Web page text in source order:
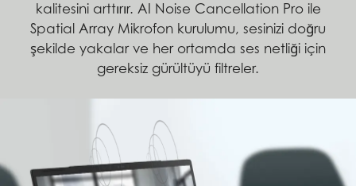
kalitesini arttırır. AI Noise Cancellation Pro ile
Spatial Array Mikrofon kurulumu, sesinizi doğru
şekilde yakalar ve her ortamda ses netliği için
gereksiz gürültüyü filtreler.